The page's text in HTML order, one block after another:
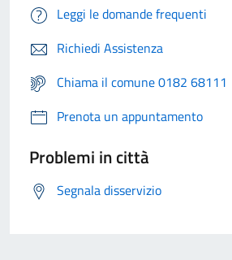
Leggi le domande frequenti
Richiedi Assistenza
Chiama il comune 0182 68111
Prenota un appuntamento
Problemi in città
Segnala disservizio